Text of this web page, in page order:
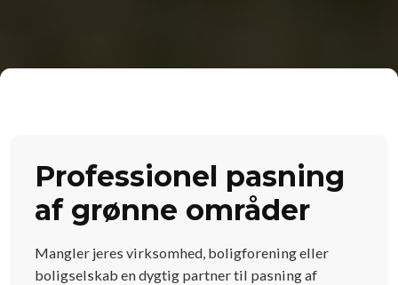
Professionel pasning
af grønne områder
Mangler jeres virksomhed, boligforening eller
boligselskab en dygtig partner til pasning af